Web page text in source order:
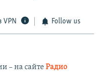
VPN Follow us
– на сайте Радио